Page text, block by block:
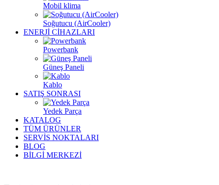
Mobil klima
Soğutucu (AirCooler)
ENERJİ CİHAZLARI
Powerbank
Güneş Paneli
Kablo
SATIŞ SONRASI
Yedek Parça
KATALOG
TÜM ÜRÜNLER
SERVİS NOKTALARI
BLOG
BİLGİ MERKEZİ